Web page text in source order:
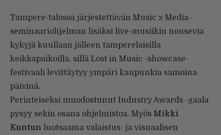
Tampere-talossa järjestettävän Music x Media -
seminaariohjelman lisäksi live-musiikin nousevia
kykyjä kuullaan jälleen tamperelaisilla
keikkapaikoilla, sillä Lost in Music -showcase-
festivaali levittäytyy ympäri kaupunkia samoina
päivinä.
Perinteiseksi muodostunut Industry Awards -gaala
pysyy sekin osana ohjelmistoa. Myös Mikki
Kuntun luotsaama valaistus- ja visuaalisen